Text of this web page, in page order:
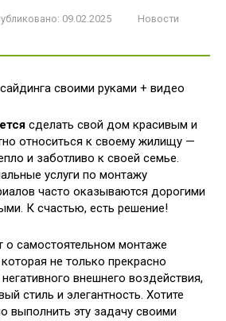
09.02.2025
Новости
своими руками + видео
сделать свой дом красивым и
относиться к своему жилищу —
и заботливо к своей семье.
услуги по монтажу
часто оказываются дорогими
К счастью, есть решение!
о самостоятельном монтаже
не только прекрасно
внешнего воздействия,
стиль и элегантность. Хотите
выполнить эту задачу своими